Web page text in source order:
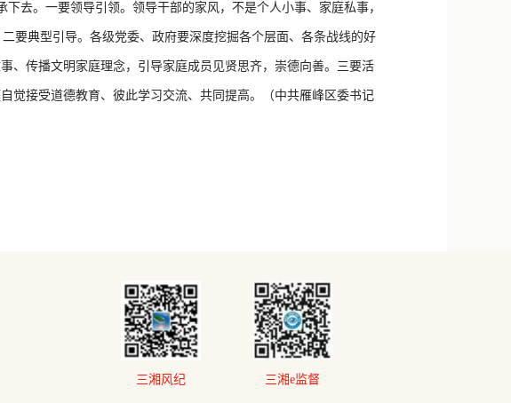
去。一要领导引领。领导干部的家风，不是个人小事、家庭私事，
要典型引导。各级党委、政府要深度挖掘各个层面、各条战线的好
、传播文明家庭理念，引导家庭成员见贤思齐，崇德向善。三要活
觉接受道德教育、彼此学习交流、共同提高。（中共雁峰区委书记
三湘风纪 三湘e监督